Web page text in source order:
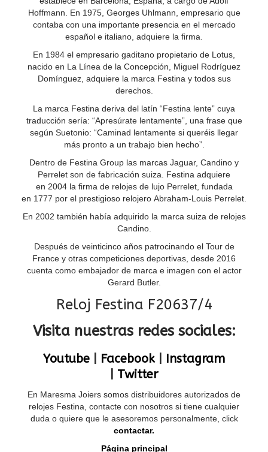
Hoffmann. En 1975, Georges Uhlmann, empresario que
contaba con una importante presencia en el mercado
español e italiano, adquiere la firma.
En 1984 el empresario gaditano propietario de Lotus,
nacido en La Línea de la Concepción, Miguel Rodríguez
Domínguez, adquiere la marca Festina y todos sus
derechos.
La marca Festina deriva del latín “Festina lente” cuya
traducción sería: “Apresúrate lentamente”, una frase que
según Suetonio: “Caminad lentamente si queréis llegar
más pronto a un trabajo bien hecho”.
Dentro de Festina Group las marcas Jaguar, Candino y
Perrelet son de fabricación suiza. Festina adquiere
en 2004 la firma de relojes de lujo Perrelet, fundada
en 1777 por el prestigioso relojero Abraham-Louis Perrelet.
En 2002 también había adquirido la marca suiza de relojes
Candino.
Después de veinticinco años patrocinando el Tour de
France y otras competiciones deportivas, desde 2016
cuenta como embajador de marca e imagen con el actor
Gerard Butler.
Reloj Festina F20637/4
Visita nuestras redes sociales:
Youtube Facebook| Instagram
Twitter
En Maresma Joiers somos distribuidores autorizados de
relojes Festina, contacte con nosotros si tiene cualquier
duda o quiere que le asesoremos personalmente, click
contactar.
Página principal